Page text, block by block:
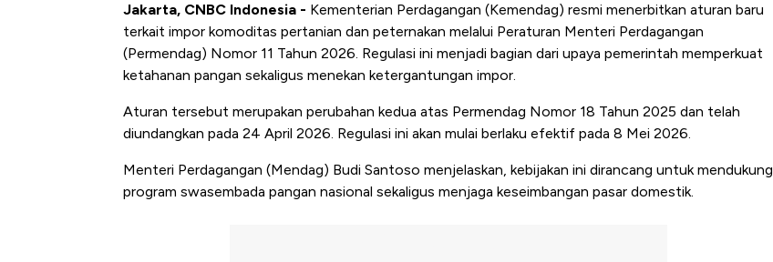
Jakarta, CNBC Indonesia - Kementerian Perdagangan (Kemendag) resmi menerbitkan aturan baru
terkait impor komoditas pertanian dan peternakan melalui Peraturan Menteri Perdagangan
(Permendag) Nomor 11 Tahun 2026. Regulasi ini menjadi bagian dari upaya pemerintah memperkuat
ketahanan pangan sekaligus menekan ketergantungan impor.
Aturan tersebut merupakan perubahan kedua atas Permendag Nomor 18 Tahun 2025 dan telah
diundangkan pada 24 April 2026. Regulasi ini akan mulai berlaku efektif pada 8 Mei 2026.
Menteri Perdagangan (Mendag) Budi Santoso menjelaskan, kebijakan ini dirancang untuk mendukung
program swasembada pangan nasional sekaligus menjaga keseimbangan pasar domestik.